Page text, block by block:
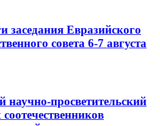
заседания Евразийского
совета 6-7 августа
просветительский